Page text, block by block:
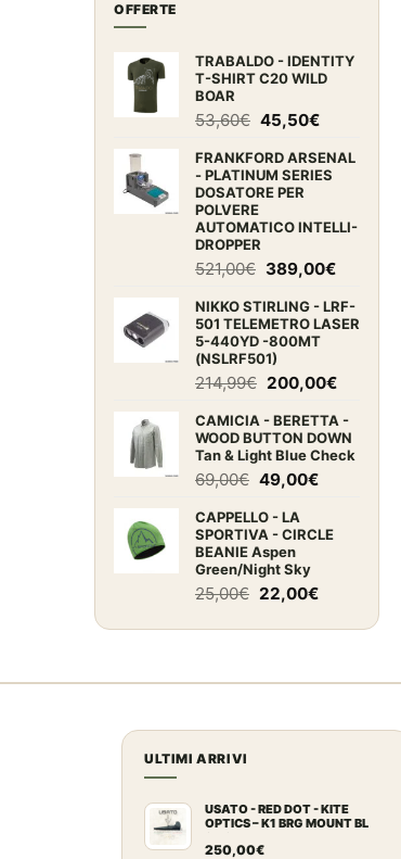
OFFERTE
TRABALDO - IDENTITY
T-SHIRT C20 WILD
BOAR
53,60€ Il
originale
era:
53,60€.
45,50€Il
attuale
è:
FRANKFORD ARSENAL
- PLATINUM SERIES
DOSATORE PER
POLVERE
AUTOMATICO INTELLI-
DROPPER
521,00€ Il
originale
era:
521,00€.
389,00€Il
attuale
è:
NIKKO STIRLING - LRF-
501 TELEMETRO LASER
5-440YD -800MT
(NSLRF501)
214,99€ Il
originale
era:
214,99€.
200,00€Il
attuale
è:
CAMICIA - BERETTA -
WOOD BUTTON DOWN
Tan & Light Blue Check
69,00€ Il
originale
era:
69,00€.
49,00€Il
è:
CAPPELLO - LA
SPORTIVA - CIRCLE
BEANIE Aspen
Green/Night Sky
25,00€ Il
originale
25,00€.
22,00€Il
attuale
22,00€.
ULTIMI ARRIVI
USATO - RED DOT - KITE
OPTICS – K1 BRG MOUNT BL
250,00€